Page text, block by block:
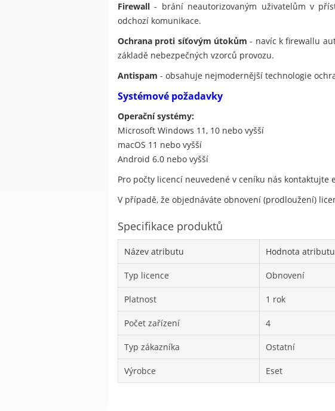
Firewall - brání neautorizovaným uživatelům v
odchozí komunikace.
Ochrana proti síťovým útokům - navíc k firewallu
základě nebezpečných vzorců provozu.
Antispam - obsahuje nejmodernější technologie
Systémové požadavky
Operační systémy:
Microsoft Windows 11, 10 nebo vyšší
macOS 11 nebo vyšší
Android 6.0 nebo vyšší
Pro počty licencí neuvedené v ceníku nás kontaktujte
V případě, že objednáváte obnovení (prodloužení)
Specifikace produktů
Název atributu Hodnota atributu
Typ licence Obnovení
Platnost 1 rok
Počet zařízení 4
Typ zákazníka Ostatní
Výrobce Eset